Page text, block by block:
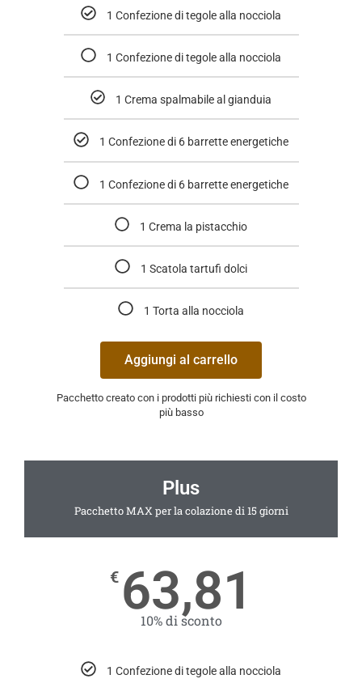
1 Confezione di tegole alla nocciola
1 Confezione di tegole alla nocciola
1 Crema spalmabile al gianduia
1 Confezione di 6 barrette energetiche
1 Confezione di 6 barrette energetiche
1 Crema la pistacchio
1 Scatola tartufi dolci
1 Torta alla nocciola
Aggiungi al carrello
Pacchetto creato con i prodotti più richiesti con il costo
più basso
Plus
Pacchetto MAX per la colazione di 15 giorni
€ 63,81
10% di sconto
1 Confezione di tegole alla nocciola